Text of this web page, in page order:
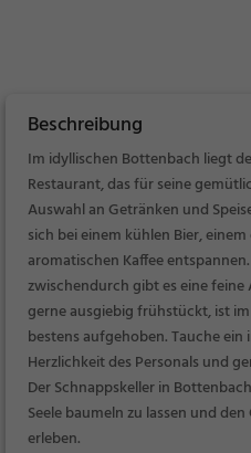
Beschreibung
Im idyllischen Bottenbach liegt
Restaurant, das für seine
Auswahl an Getränken und
sich bei einem kühlen Bier,
aromatischen Kaffee
zwischendurch gibt es eine
gerne ausgiebig frühstückt, ist
bestens aufgehoben. Tauche
Herzlichkeit des Personals und
Der Schnappskeller in
Seele baumeln zu lassen und
erleben.